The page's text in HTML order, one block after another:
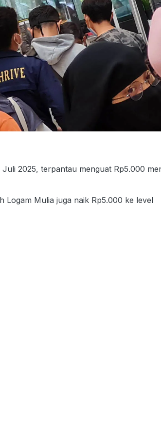
2025, terpantau menguat Rp5.000
Logam Mulia juga naik Rp5.000 ke level